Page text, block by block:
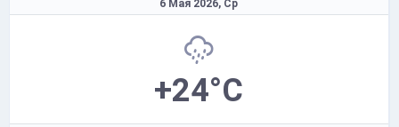
6 Мая 2026, Ср
+24°C